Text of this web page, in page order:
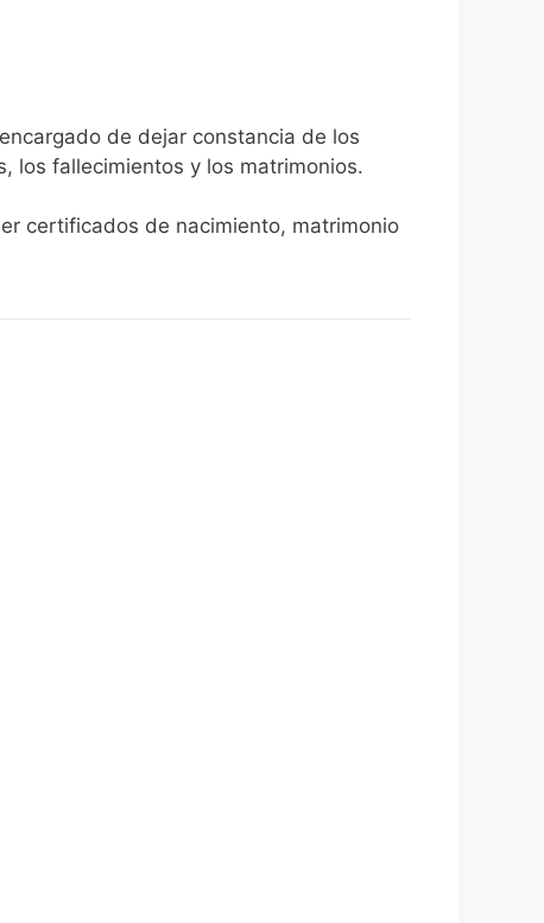
de dejar constancia de los
los fallecimientos y los matrimonios.
certificados de nacimiento, matrimonio